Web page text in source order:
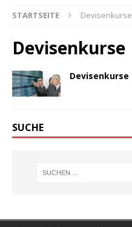
STARTSEITE Devisenkurse
Devisenkurse
Devisenkurse
SUCHE